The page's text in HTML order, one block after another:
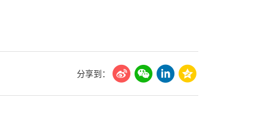
美国临床肿瘤学会(ASCO)
分享到：